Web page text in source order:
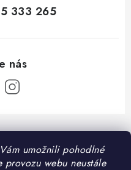
umožnili pohodlné
webu neustále
333 265